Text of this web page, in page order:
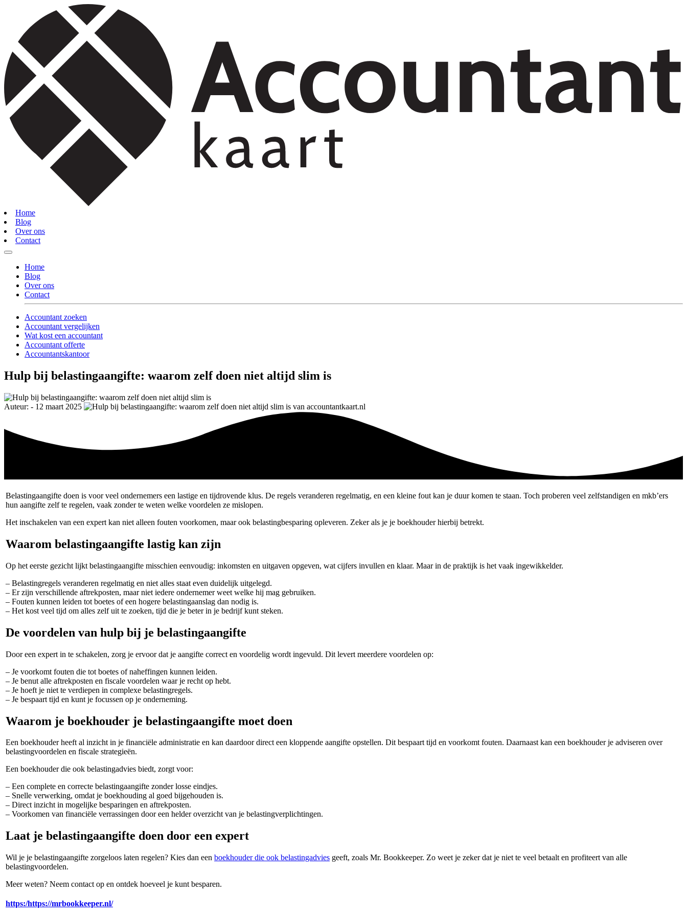
Home
Blog
Over ons
Contact
Home
Blog
Over ons
Contact
Accountant zoeken
Accountant vergelijken
Wat kost een accountant
Accountant offerte
Accountantskantoor
Hulp bij belastingaangifte: waarom zelf doen niet altijd slim is
Auteur: - 12 maart 2025
Belastingaangifte doen is voor veel ondernemers een lastige en tijdrovende klus. De regels veranderen regelmatig, en een kleine fout kan je duur komen te staan. Toch proberen veel zelfstandigen en mkb’ers
hun aangifte zelf te regelen, vaak zonder te weten welke voordelen ze mislopen.
Het inschakelen van een expert kan niet alleen fouten voorkomen, maar ook belastingbesparing opleveren. Zeker als je je boekhouder hierbij betrekt.
Waarom belastingaangifte lastig kan zijn
Op het eerste gezicht lijkt belastingaangifte misschien eenvoudig: inkomsten en uitgaven opgeven, wat cijfers invullen en klaar. Maar in de praktijk is het vaak ingewikkelder.
– Belastingregels veranderen regelmatig en niet alles staat even duidelijk uitgelegd.
– Er zijn verschillende aftrekposten, maar niet iedere ondernemer weet welke hij mag gebruiken.
– Fouten kunnen leiden tot boetes of een hogere belastingaanslag dan nodig is.
– Het kost veel tijd om alles zelf uit te zoeken, tijd die je beter in je bedrijf kunt steken.
De voordelen van hulp bij je belastingaangifte
Door een expert in te schakelen, zorg je ervoor dat je aangifte correct en voordelig wordt ingevuld. Dit levert meerdere voordelen op:
– Je voorkomt fouten die tot boetes of naheffingen kunnen leiden.
– Je benut alle aftrekposten en fiscale voordelen waar je recht op hebt.
– Je hoeft je niet te verdiepen in complexe belastingregels.
– Je bespaart tijd en kunt je focussen op je onderneming.
Waarom je boekhouder je belastingaangifte moet doen
Een boekhouder heeft al inzicht in je financiële administratie en kan daardoor direct een kloppende aangifte opstellen. Dit bespaart tijd en voorkomt fouten. Daarnaast kan een boekhouder je adviseren over
belastingvoordelen en fiscale strategieën.
Een boekhouder die ook belastingadvies biedt, zorgt voor:
– Een complete en correcte belastingaangifte zonder losse eindjes.
– Snelle verwerking, omdat je boekhouding al goed bijgehouden is.
– Direct inzicht in mogelijke besparingen en aftrekposten.
– Voorkomen van financiële verrassingen door een helder overzicht van je belastingverplichtingen.
Laat je belastingaangifte doen door een expert
Wil je je belastingaangifte zorgeloos laten regelen? Kies dan een boekhouder die ook belastingadvies geeft, zoals Mr. Bookkeeper. Zo weet je zeker dat je niet te veel betaalt en profiteert van alle
belastingvoordelen.
Meer weten? Neem contact op en ontdek hoeveel je kunt besparen.
https:/https://mrbookkeeper.nl/